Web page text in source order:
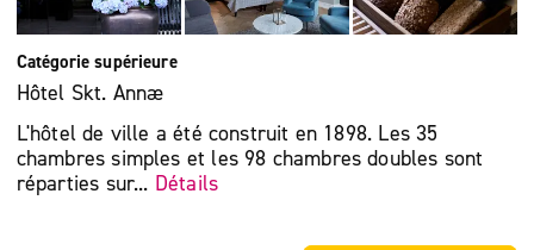
Catégorie supérieure
Hôtel Skt. Annæ
L'hôtel de ville a été construit en 1898. Les 35
chambres simples et les 98 chambres doubles sont
réparties sur... Détails